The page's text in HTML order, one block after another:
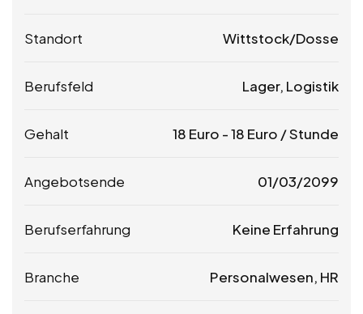
Standort Wittstock/Dosse
Berufsfeld Lager, Logistik
Gehalt 18 Euro -18 Euro / Stunde
Angebotsende 01/03/2099
Berufserfahrung Keine Erfahrung
Branche Personalwesen, HR